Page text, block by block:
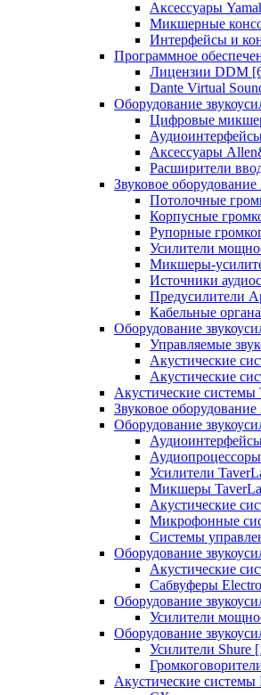
Аксессуары
Микшерные
Интерфейсы и
Программное
Лицензии DDM
Dante Virtual
Оборудование
Цифровые
Аксессуары
Расширители
Звуковое
Потолочные
Корпусные
Рупорные
Усилители
Микшеры-
Источники
Предусилители
Кабельные
Оборудование
Управляемые
Акустические
Акустические
Акустические системы
Звуковое
Оборудование
Усилители
Микшеры
Акустические
Микрофонные
Системы
Оборудование
Акустические
Сабвуферы
Оборудование
Усилители
Оборудование
Усилители Shure
Акустические системы